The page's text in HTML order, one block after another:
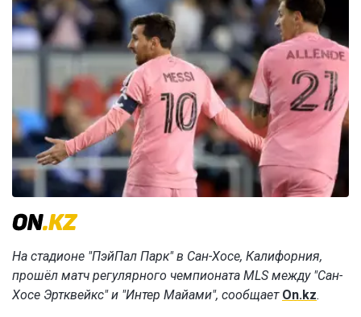
На стадионе "ПэйПал Парк" в Сан-Хосе, Калифорния,
прошёл матч регулярного чемпионата MLS между "Сан-
Хосе Эртквейкс" и "Интер Майами", сообщает On.kz.